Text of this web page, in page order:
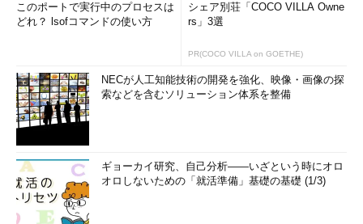
このポートで実行中のプロセスは
どれ？ lsofコマンドの使い方
シェア別荘「COCO VILLA Owne
rs」3選
PR(COCO VILLA on GOETHE)
NECが人工知能技術の開発を強化、映像・画像の探
索などを含むソリューション体系を整備
ギョーカイ研究、自己分析――いざという時にオロ
オロしないための「就活準備」基礎の基礎 (1/3)